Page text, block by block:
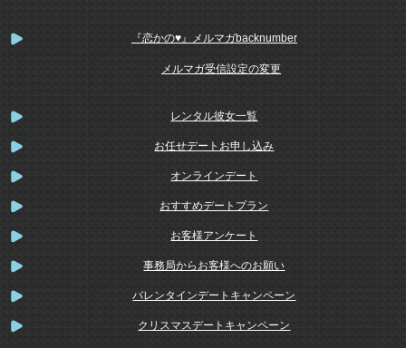
『恋かの♥』メルマガbacknumber
メルマガ受信設定の変更
レンタル彼女一覧
お任せデートお申し込み
オンラインデート
おすすめデートプラン
お客様アンケート
事務局からお客様へのお願い
バレンタインデートキャンペーン
クリスマスデートキャンペーン